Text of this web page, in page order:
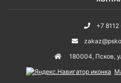
+7
180004, Псков,